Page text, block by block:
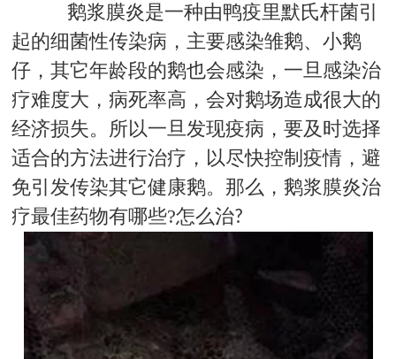
鹅浆膜炎是一种由鸭疫里默氏杆菌引
起的细菌性传染病，主要感染雏鹅、小鹅
仔，其它年龄段的鹅也会感染，一旦感染治
疗难度大，病死率高，会对鹅场造成很大的
经济损失。所以一旦发现疫病，要及时选择
适合的方法进行治疗，以尽快控制疫情，避
免引发传染其它健康鹅。那么，鹅浆膜炎治
疗最佳药物有哪些?怎么治?